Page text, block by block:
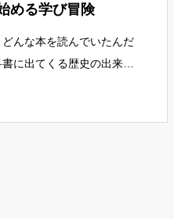
める学び冒険
どんな本を読んでいたんだ
に出てくる歴史の出来事